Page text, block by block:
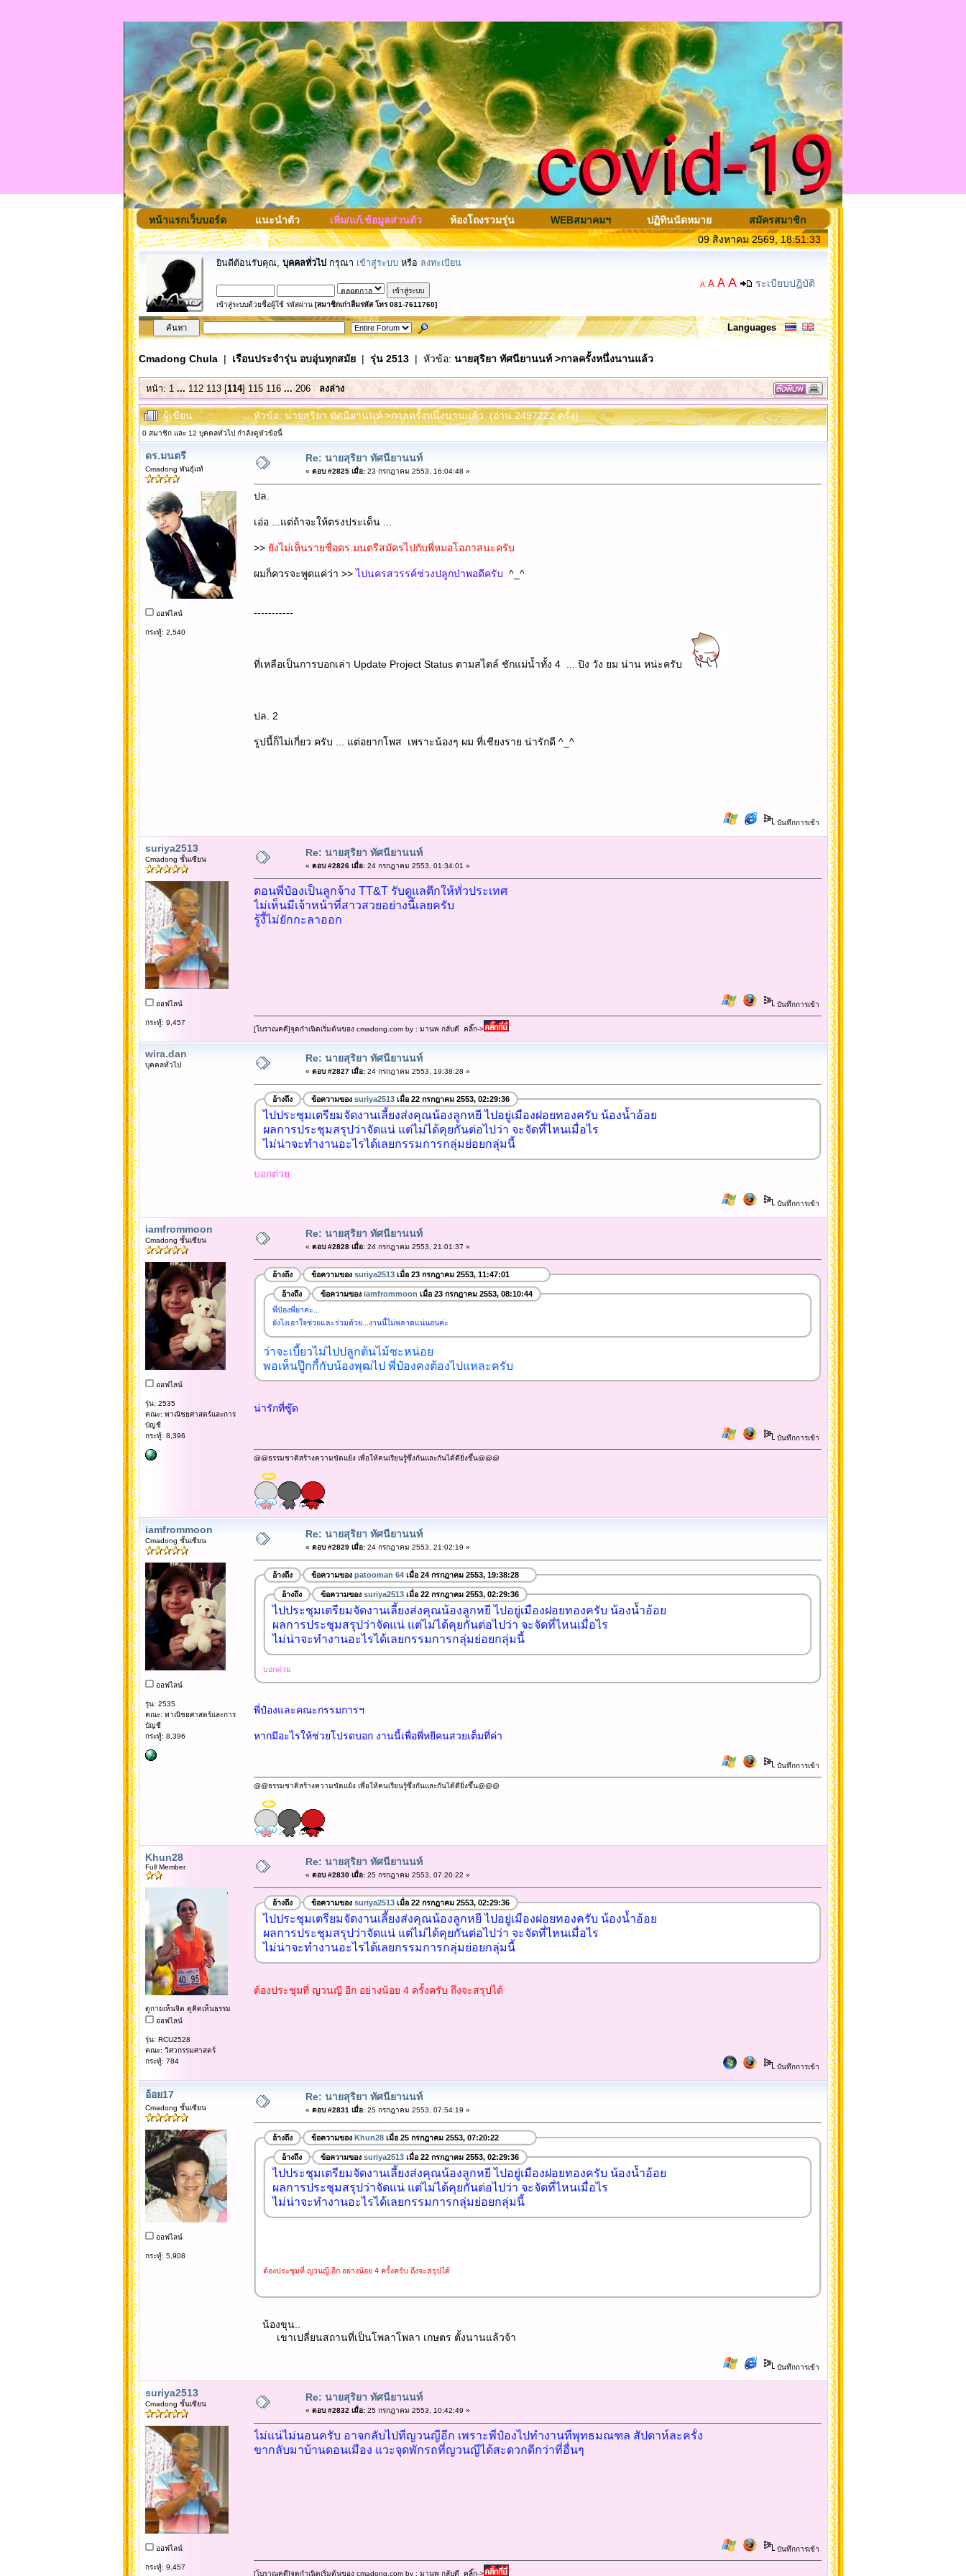
หน้าแรกเว็บบอร์ด แนะนำตัว เพิ่ม/แก้.ข้อมูลส่วนตัว ห้องโถงรวมรุ่น WEBสมาคมฯ ปฏิทินนัดหมาย
สมัครสมาชิก
09 สิงหาคม 2569, 18:51:33
ยินดีต้อนรับคุณ, บุคคลทั่วไป กรุณา เข้าสู่ระบบ หรือ ลงทะเบียน
เข้าสู่ระบบด้วยชื่อผู้ใช้ รหัสผ่าน [สมาชิกเก่าลืมรหัส โทร 081-7611760]
A A A A ระเบียบปฎิบัติ
Languages
Cmadong Chula| เรือนประจำรุ่น อบอุ่นทุกสมัย| รุ่น 2513| หัวข้อ: นายสุริยา ทัศนียานนท์ >กาลครั้งหนึ่งนานแล้ว
หน้า:1 ... 112 113[114]115 116 ...206 ลงล่าง
ผู้เขียน หัวข้อ: นายสุริยา ทัศนียานนท์ >กาลครั้งหนึ่งนานแล้ว (อ่าน 2497222 ครั้ง)
0 สมาชิก และ 12 บุคคลทั่วไป กำลังดูหัวข้อนี้
ดร.มนตรี
Cmadong พันธุ์แท้
ออฟไลน์
กระทู้: 2,540
Re: นายสุริยา ทัศนียานนท์
« ตอบ #2825 เมื่อ:23 กรกฎาคม 2553, 16:04:48 »
ปล.
เอ่อ ...แต่ถ้าจะให้ตรงประเด็น ...
>> ยังไม่เห็นรายชื่อดร.มนตรีสมัครไปกับพี่หมอโอภาสนะครับ
ผมก็ควรจะพูดแค่ว่า >>ไปนครสวรรค์ช่วงปลูกป่าพอดีครับ ^_^
-----------
ที่เหลือเป็นการบอกเล่า Update Project Status ตามสไตล์ ชักแม่น้ำทั้ง 4 ... ปิง วัง ยม น่าน หน่ะครับ
ปล. 2
รูปนี้ก็ไม่เกี่ยว ครับ ... แต่อยากโพส เพราะน้องๆ ผม ที่เชียงราย น่ารักดี ^_^
บันทึกการเข้า
suriya2513
Cmadong ชั้นเซียน
ออฟไลน์
กระทู้: 9,457
Re: นายสุริยา ทัศนียานนท์
« ตอบ #2826 เมื่อ:24 กรกฎาคม 2553, 01:34:01 »
ตอนพี่ป๋องเป็นลูกจ้าง TT&T รับดูแลตึกให้ทั่วประเทศ
ไม่เห็นมีเจ้าหน้าที่สาวสวยอย่างนี้เลยครับ
รู้งี้ไม่ยักกะลาออก
บันทึกการเข้า
[โบราณคดี]จุดกำเนิดเริ่มต้นของ cmadong.com by : มานพ กลับดี คลิ๊ก->
wira.dan
บุคคลทั่วไป
Re: นายสุริยา ทัศนียานนท์
« ตอบ #2827 เมื่อ:24 กรกฎาคม 2553, 19:38:28 »
อ้างถึง ข้อความของ suriya2513เมื่อ 22 กรกฎาคม 2553, 02:29:36
ไปประชุมเตรียมจัดงานเลี้ยงส่งคุณน้องลูกหยี ไปอยู่เมืองฝอยทองครับ น้องน้ำอ้อย
ผลการประชุมสรุปว่าจัดแน่ แต่ไม่ได้คุยกันต่อไปว่า จะจัดที่ไหนเมื่อไร
ไม่น่าจะทำงานอะไรได้เลยกรรมการกลุ่มย่อยกลุ่มนี้
บอกต่วย
บันทึกการเข้า
iamfrommoon
Cmadong ชั้นเซียน
ออฟไลน์
รุ่น: 2535
คณะ: พาณิชยศาสตร์และการ
บัญชี
กระทู้: 8,396
Re: นายสุริยา ทัศนียานนท์
« ตอบ #2828 เมื่อ:24 กรกฎาคม 2553, 21:01:37 »
อ้างถึง ข้อความของ suriya2513เมื่อ 23 กรกฎาคม 2553, 11:47:01
อ้างถึง ข้อความของ iamfrommoon เมื่อ 23 กรกฎาคม 2553, 08:10:44
พี่ป๋องพี่ยาคะ...
ยังไงเอาใจช่วยและร่วมด้วย...งานนี้ไม่พลาดแน่นอนค่ะ
ว่าจะเบี้ยวไม่ไปปลูกต้นไม้ซะหน่อย
พอเห็นปู๊กกี้กับน้องพุฒไป พี่ป๋องคงต้องไปแหละครับ
น่ารักที่ซู๊ด
บันทึกการเข้า
@@ธรรมชาติสร้างความขัดแย้ง เพื่อให้คนเรียนรู้ซึ่งกันและกันได้ดียิ่งขึ้น@@@
iamfrommoon
Cmadong ชั้นเซียน
ออฟไลน์
รุ่น: 2535
คณะ: พาณิชยศาสตร์และการ
บัญชี
กระทู้: 8,396
Re: นายสุริยา ทัศนียานนท์
« ตอบ #2829 เมื่อ:24 กรกฎาคม 2553, 21:02:19 »
อ้างถึง ข้อความของ patooman 64เมื่อ 24 กรกฎาคม 2553, 19:38:28
อ้างถึง ข้อความของ suriya2513เมื่อ 22 กรกฎาคม 2553, 02:29:36
ไปประชุมเตรียมจัดงานเลี้ยงส่งคุณน้องลูกหยี ไปอยู่เมืองฝอยทองครับ น้องน้ำอ้อย
ผลการประชุมสรุปว่าจัดแน่ แต่ไม่ได้คุยกันต่อไปว่า จะจัดที่ไหนเมื่อไร
ไม่น่าจะทำงานอะไรได้เลยกรรมการกลุ่มย่อยกลุ่มนี้
บอกต่วย
พี่ป๋องและคณะกรรมการฯ
หากมีอะไรให้ช่วยโปรดบอก งานนี้เพื่อพี่หยีคนสวยเต็มที่ค่า
บันทึกการเข้า
@@ธรรมชาติสร้างความขัดแย้ง เพื่อให้คนเรียนรู้ซึ่งกันและกันได้ดียิ่งขึ้น@@@
Khun28
Full Member
ดูกายเห็นจิต ดูคิดเห็นธรรม
ออฟไลน์
รุ่น: RCU2528
คณะ: วิศวกรรมศาสตร์
กระทู้: 784
Re: นายสุริยา ทัศนียานนท์
« ตอบ #2830 เมื่อ:25 กรกฎาคม 2553, 07:20:22 »
อ้างถึง ข้อความของ suriya2513เมื่อ 22 กรกฎาคม 2553, 02:29:36
ไปประชุมเตรียมจัดงานเลี้ยงส่งคุณน้องลูกหยี ไปอยู่เมืองฝอยทองครับ น้องน้ำอ้อย
ผลการประชุมสรุปว่าจัดแน่ แต่ไม่ได้คุยกันต่อไปว่า จะจัดที่ไหนเมื่อไร
ไม่น่าจะทำงานอะไรได้เลยกรรมการกลุ่มย่อยกลุ่มนี้
ต้องประชุมที่ ญวนญี อีก อย่างน้อย 4 ครั้งครับ ถึงจะสรุปได้
บันทึกการเข้า
อ้อย17
Cmadong ชั้นเซียน
ออฟไลน์
กระทู้: 5,908
Re: นายสุริยา ทัศนียานนท์
« ตอบ #2831 เมื่อ:25 กรกฎาคม 2553, 07:54:19 »
อ้างถึง ข้อความของ Khun28เมื่อ 25 กรกฎาคม 2553, 07:20:22
อ้างถึง ข้อความของ suriya2513เมื่อ 22 กรกฎาคม 2553, 02:29:36
ไปประชุมเตรียมจัดงานเลี้ยงส่งคุณน้องลูกหยี ไปอยู่เมืองฝอยทองครับ น้องน้ำอ้อย
ผลการประชุมสรุปว่าจัดแน่ แต่ไม่ได้คุยกันต่อไปว่า จะจัดที่ไหนเมื่อไร
ไม่น่าจะทำงานอะไรได้เลยกรรมการกลุ่มย่อยกลุ่มนี้
ต้องประชุมที่ ญวนญี อีก อย่างน้อย 4 ครั้งครับ ถึงจะสรุปได้
น้องขุน..
เขาเปลี่ยนสถานที่เป็นโพลาโพลา เกษตร ตั้งนานแล้วจ้า
บันทึกการเข้า
suriya2513
Cmadong ชั้นเซียน
ออฟไลน์
กระทู้: 9,457
Re: นายสุริยา ทัศนียานนท์
« ตอบ #2832 เมื่อ:25 กรกฎาคม 2553, 10:42:49 »
ไม่แน่ไม่นอนครับ อาจกลับไปที่ญวนญีอีก เพราะพี่ป๋องไปทำงานที่พุทธมณฑล สัปดาห์ละครั้ง
ขากลับมาบ้านดอนเมือง แวะจุดพักรถที่ญวนญีได้สะดวกดีกว่าที่อื่นๆ
บันทึกการเข้า
[โบราณคดี]จุดกำเนิดเริ่มต้นของ cmadong.com by : มานพ กลับดี คลิ๊ก->